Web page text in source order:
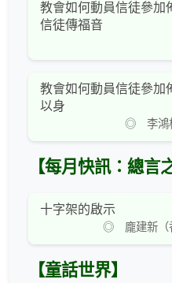
教會如何動員信徒參加
信徒傳福音
教會如何動員信徒參加
以身
◎ 李鴻標
【每月快訊：總言
十字架的啟示
◎ 龐建新（香
【童話世界】